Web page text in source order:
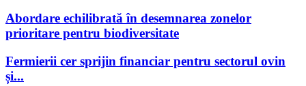
Abordare echilibrată în desemnarea zonelor
prioritare pentru biodiversitate
Fermierii cer sprijin financiar pentru sectorul ovin
și...